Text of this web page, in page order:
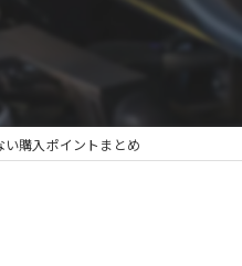
購入ポイントまとめ